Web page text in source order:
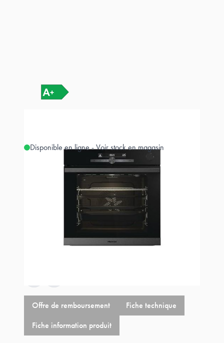
Disponible en ligne - Voir stock en magasin
Estimer les frais de port
O643PG
éco-p
Offre de remboursement Fiche technique
Fiche information produit